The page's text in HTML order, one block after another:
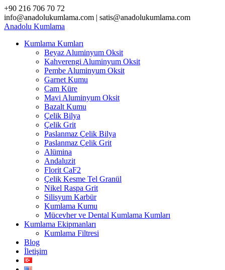
Skip
to
content
+90 216 706 70 72
info@anadolukumlama.com | satis@anadolukumlama.com
Anadolu Kumlama
Kumlama Kumları
Beyaz Aluminyum Oksit
Kahverengi Aluminyum Oksit
Pembe Aluminyum Oksit
Garnet Kumu
Cam Küre
Mavi Aluminyum Oksit
Bazalt Kumu
Çelik Bilya
Çelik Grit
Paslanmaz Çelik Bilya
Paslanmaz Çelik Grit
Alümina
Andaluzit
Florit CaF2
Çelik Kesme Tel Granül
Nikel Raspa Grit
Silisyum Karbür
Kumlama Kumu
Mücevher ve Dental Kumlama Kumları
Kumlama Ekipmanları
Kumlama Filtresi
Blog
İletişim